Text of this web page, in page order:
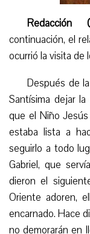
Redacción
continuación, el
ocurrió la visita de
Después de
Santísima dejar
que el Niño
estaba lista a
seguirlo a todo
Gabriel, que
dieron el
Oriente adoren,
encarnado. Hace
no demorarán en